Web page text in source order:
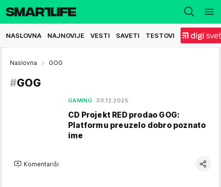
NASLOVNA NAJNOVIJE VESTI SAVETI TESTOVI
Naslovna GOG
#GOG
GAMING 30.12.2025.
CD Projekt RED prodao GOG:
Platformu preuzelo dobro poznato
ime
Komentariši